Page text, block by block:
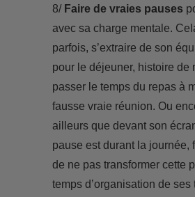
8/ Faire de vraies pauses
avec sa charge mentale.
parfois, s’extraire de son
pour le déjeuner, histoire de
passer le temps du repas à
fausse vraie réunion. Ou
ailleurs que devant son
pause est durant la journée,
de ne pas transformer cette
temps d’organisation de ses